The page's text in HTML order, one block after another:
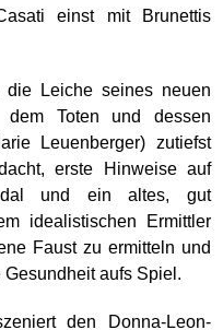
einst mit Brunettis
Leiche seines neuen
Toten und dessen
Leuenberger) zutiefst
erste Hinweise auf
und ein altes, gut
idealistischen Ermittler
Faust zu ermitteln und
aufs Spiel.
den Donna-Leon-